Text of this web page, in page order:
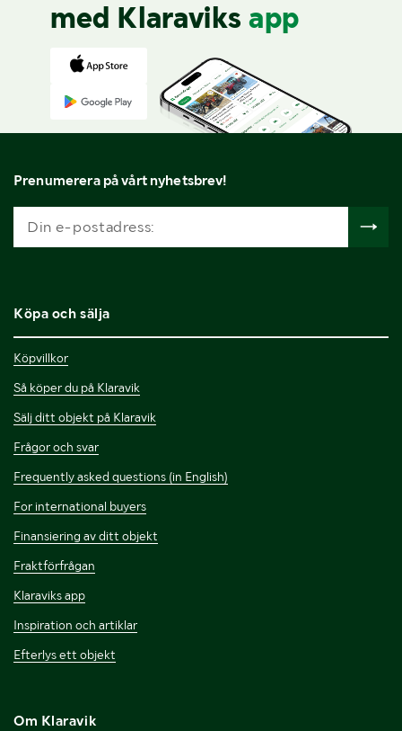
med Klaraviks app
Prenumerera på vårt nyhetsbrev!
Köpa och sälja
Köpvillkor
Så köper du på Klaravik
Sälj ditt objekt på Klaravik
Frågor och svar
Frequently asked questions (in English)
For international buyers
Finansiering av ditt objekt
Fraktförfrågan
Klaraviks app
Inspiration och artiklar
Efterlys ett objekt
Om Klaravik